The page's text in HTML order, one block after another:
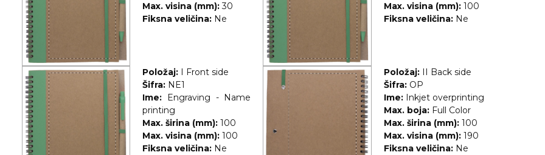
Max. visina (mm): 30
Fiksna veličina: Ne
Max. visina (mm): 100
Fiksna veličina: Ne
Položaj: I Front side
Šifra: NE1
Ime:
Engraving - Name
printing
Max. širina (mm): 100
Max. visina (mm): 100
Fiksna veličina: Ne
Položaj: II Back side
Šifra: OP
Ime: Inkjet overprinting
Max. boja: Full Color
Max. širina (mm): 100
Max. visina (mm): 190
Fiksna veličina: Ne